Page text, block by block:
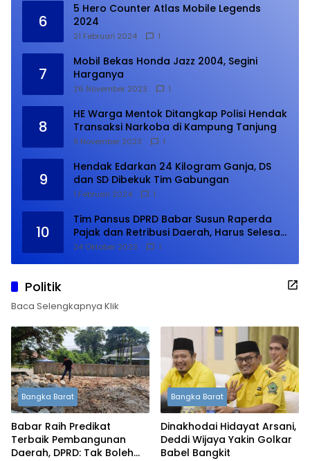
6
5 Hero Counter Atlas Mobile Legends
2024
21 Februari 2024 1
7
Mobil Bekas Honda Jazz 2004, Segini
Harganya
26 November 2023 1
8
HE Warga Mentok Ditangkap Polisi Hendak
Transaksi Narkoba di Kampung Tanjung
9 November 2023 1
9
Hendak Edarkan 24 Kilogram Ganja, DS
dan SD Dibekuk Tim Gabungan
1 Februari 2024 1
10
Tim Pansus DPRD Babar Susun Raperda
Pajak dan Retribusi Daerah, Harus Selesai
Januari 2024
24 Oktober 2023 1
Politik
Baca Selengkapnya Klik
Bangka Barat
Babar Raih Predikat
Terbaik Pembangunan
Daerah, DPRD: Tak Boleh
Bangka Barat
Dinakhodai Hidayat Arsani,
Deddi Wijaya Yakin Golkar
Babel Bangkit